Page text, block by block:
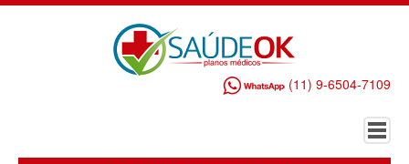
(11) 9-6504-7109